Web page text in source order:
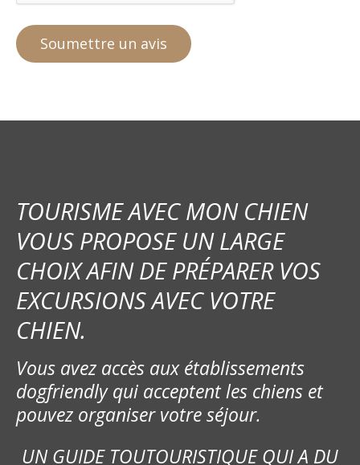
TOURISME AVEC MON CHIEN
VOUS PROPOSE UN LARGE
CHOIX AFIN DE PRÉPARER VOS
EXCURSIONS AVEC VOTRE
CHIEN.
Vous avez accès aux établissements
dogfriendly qui acceptent les chiens et
pouvez organiser votre séjour.
UN GUIDE TOUTOURISTIQUE QUI A DU